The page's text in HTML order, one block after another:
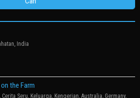
, India
the Farm
, Cerita Seru, Keluarga, Kengerian, Australia, Germany,